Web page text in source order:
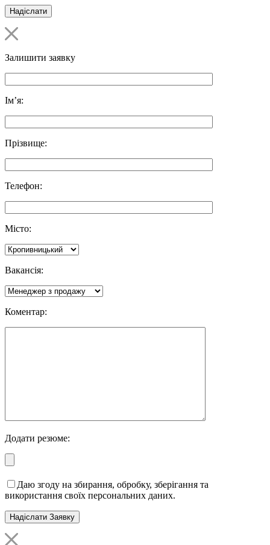
Залишити заявку
Ім’я:
Прізвище:
Телефон:
Місто:
Вакансія:
Коментар:
Додати резюме:
Даю згоду на збирання, обробку, зберігання та
використання своїх персональних даних.